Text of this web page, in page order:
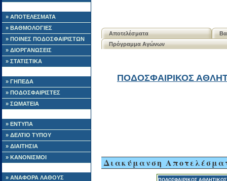
» ΑΠΟΤΕΛΕΣΜΑΤΑ
» ΒΑΘΜΟΛΟΓΙΕΣ
» ΠΟΙΝΕΣ ΠΟΔΟΣΦΑΙΡΙΣΤΩΝ
» ΔΙΟΡΓΑΝΩΣΕΙΣ
» ΣΤΑΤΙΣΤΙΚΑ
» ΓΗΠΕΔΑ
» ΠΟΔΟΣΦΑΙΡΙΣΤΕΣ
» ΣΩΜΑΤΕΙΑ
» ΕΝΤΥΠΑ
» ΔΕΛΤΙΟ ΤΥΠΟΥ
» ΔΙΑΙΤΗΣΙΑ
» ΚΑΝΟΝΙΣΜΟΙ
» ΑΝΑΦΟΡΑ ΛΑΘΟΥΣ
Αποτελέσματα
Πρόγραμμα Αγώνων
ΠΟΔΟΣΦΑΙΡΙΚΟΣ
Διακύμανση
ΠΟΔΟΣΦΑΙΡΙΚΟΣ